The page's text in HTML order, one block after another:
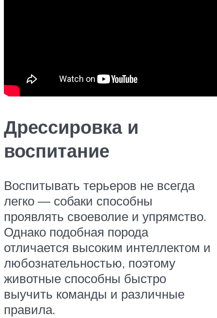
Дрессировка и
воспитание
Воспитывать терьеров не всегда
легко — собаки способны
проявлять своеволие и упрямство.
Однако подобная порода
отличается высоким интеллектом и
любознательностью, поэтому
животные способны быстро
выучить команды и различные
правила.